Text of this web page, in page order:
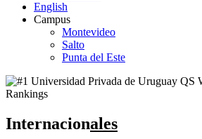
English
Campus
Montevideo
Salto
Punta del Este
Internacionales